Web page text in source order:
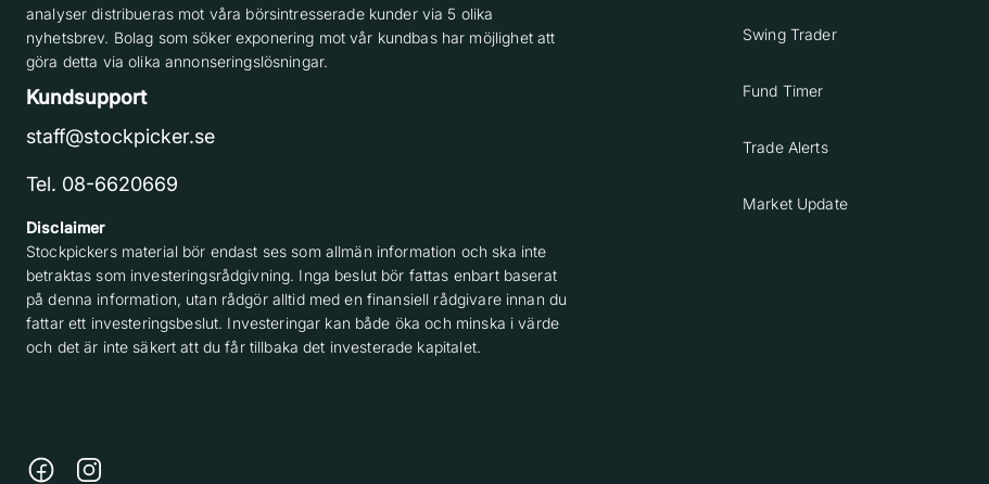
analyser distribueras mot våra börsintresserade kunder via 5 olika
nyhetsbrev. Bolag som söker exponering mot vår kundbas har möjlighet att
göra detta via olika annonseringslösningar.
Kundsupport
staff@stockpicker.se
Tel. 08-6620669
Disclaimer
Stockpickers material bör endast ses som allmän information och ska inte
betraktas som investeringsrådgivning. Inga beslut bör fattas enbart baserat
på denna information, utan rådgör alltid med en finansiell rådgivare innan du
fattar ett investeringsbeslut. Investeringar kan både öka och minska i värde
och det är inte säkert att du får tillbaka det investerade kapitalet.
Swing Trader
Fund Timer
Trade Alerts
Market Update